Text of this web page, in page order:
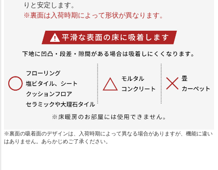
りと安定します。
※裏面は入荷時期によって形状が異なります。
※裏面の吸着面のデザインは、入荷時期によって異なる場合がありますが、機能に違い
はありません。あらかじめご了承ください。